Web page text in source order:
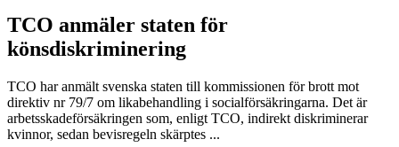
TCO anmäler staten för
könsdiskriminering
TCO har anmält svenska staten till kommissionen för brott mot
direktiv nr 79/7 om likabehandling i socialförsäkringarna. Det är
arbetsskadeförsäkringen som, enligt TCO, indirekt diskriminerar
kvinnor, sedan bevisregeln skärptes ...